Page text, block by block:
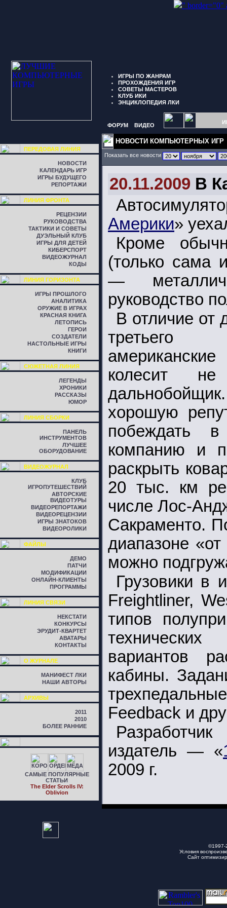
" border="0"
ИГРЫ ПО ЖАНРАМ
ПРОХОЖДЕНИЯ ИГР
СОВЕТЫ МАСТЕРОВ
КЛУБ ИКИ
ЭНЦИКЛОПЕДИЯ ЛКИ
ФОРУМ ВИДЕО
ПЕРЕДОВАЯ ЛИНИЯ
НОВОСТИ
КАЛЕНДАРЬ ИГР
ИГРЫ БУДУЩЕГО
РЕПОРТАЖИ
ЛИНИЯ ФРОНТА
РЕЦЕНЗИИ
РУКОВОДСТВА
ТАКТИКИ И СОВЕТЫ
ДУЭЛЬНЫЙ КЛУБ
ИГРЫ ДЛЯ ДЕТЕЙ
КИБЕРСПОРТ
ВИДЕОЖУРНАЛ
КОДЫ
ЛИНИЯ ГОРИЗОНТА
ИГРЫ ПРОШЛОГО
АНАЛИТИКА
ОРУЖИЕ В ИГРАХ
КРАСНАЯ КНИГА
ЛЕТОПИСЬ
ГЕРОИ
СОЗДАТЕЛИ
НАСТОЛЬНЫЕ ИГРЫ
КНИГИ
СЮЖЕТНАЯ ЛИНИЯ
ЛЕГЕНДЫ
ХРОНИКИ
РАССКАЗЫ
ЮМОР
ЛИНИЯ СБОРКИ
ПАНЕЛЬ
ИНСТРУМЕНТОВ
ЛУЧШЕЕ
ОБОРУДОВАНИЕ
ВИДЕОЖУРНАЛ
КЛУБ
ИГРОПУТЕШЕСТВИЙ
АВТОРСКИЕ
ВИДЕОТУРЫ
ВИДЕОРЕПОРТАЖИ
ВИДЕОРЕЦЕНЗИИ
ИГРЫ ЗНАТОКОВ
ВИДЕОРОЛИКИ
ФАЙЛЫ
ДЕМО
ПАТЧИ
МОДИФИКАЦИИ
ОНЛАЙН-КЛИЕНТЫ
ПРОГРАММЫ
ЛИНИЯ СВЯЗИ
НЕКСТАТИ
КОНКУРСЫ
ЭРУДИТ-КВАРТЕТ
АВАТАРЫ
КОНТАКТЫ
О ЖУРНАЛЕ
МАНИФЕСТ ЛКИ
НАШИ АВТОРЫ
АРХИВЫ
2011
2010
БОЛЕЕ РАННИЕ
САМЫЕ ПОПУЛЯРНЫЕ
СТАТЬИ
The Elder Scrolls IV:
Oblivion
НОВОСТИ КОМПЬЮТЕРНЫХ ИГР
Показать все новости
20.11.2009 В
Америки»
Кроме
(только сама
—
руководство
В отличие от
третьего
колесит
хорошую
побеждать в
компанию и
раскрыть
20 тыс. км
числе Лос-
Сакраменто.
диапазоне
можно
Грузовики в
Freightliner,
типов
вариантов
кабины.
Feedback и
издатель — «
2009 г.
Условия
Сайт